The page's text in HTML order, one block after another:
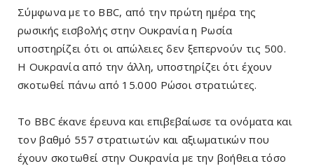
Σύμφωνα με το BBC, από την πρώτη ημέρα της
ρωσικής εισβολής στην Ουκρανία η Ρωσία
υποστηρίζει ότι οι απώλειες δεν ξεπερνούν τις 500.
Η Ουκρανία από την άλλη, υποστηρίζει ότι έχουν
σκοτωθεί πάνω από 15.000 Ρώσοι στρατιώτες.
Το BBC έκανε έρευνα και επιβεβαίωσε τα ονόματα και
τον βαθμό 557 στρατιωτών και αξιωματικών που
έχουν σκοτωθεί στην Ουκρανία με την βοήθεια τόσο